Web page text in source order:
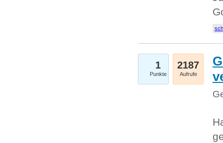
1
Punkte
2187
Aufrufe